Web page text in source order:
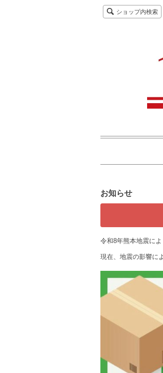
ショップ内検索
お知らせ
令和8年熊本地震に
現在、地震の影響に